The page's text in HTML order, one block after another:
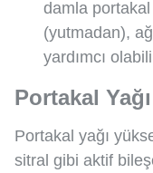
damla portakal
(yutmadan),
yardımcı
Portakal
Portakal yağı
sitral gibi aktif